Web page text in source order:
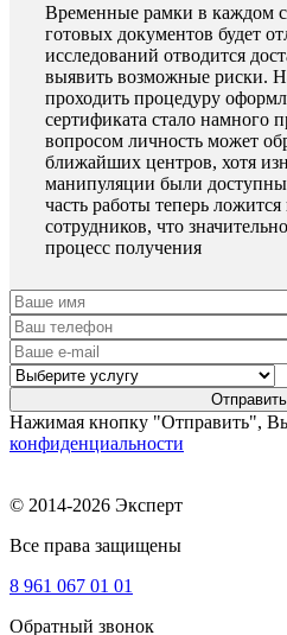
Временные рамки в каждом
готовых документов будет
исследований отводится
выявить возможные риски.
проходить процедуру
сертификата стало намного
вопросом личность может
ближайших центров, хотя
манипуляции были
часть работы теперь
сотрудников, что
процесс получения
Нажимая кнопку "Отправить", Вы
конфиденциальности
© 2014-2026 Эксперт
Все права защищены
8 961 067 01 01
Обратный звонок